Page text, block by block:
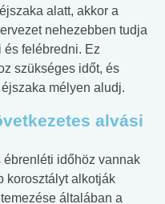
alatt, akkor a
nehezebben tudja
felébredni. Ez
szükséges időt, és
mélyen aludj.
alvási
időhöz vannak
korosztályt alkotják
általában a